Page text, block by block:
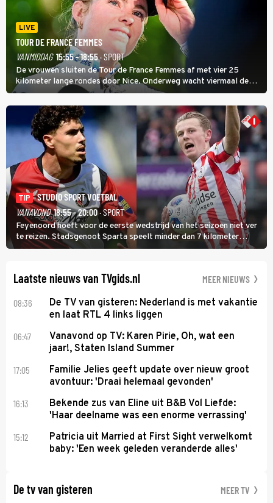
LIVE
TOUR DE FRANCE FEMMES
VANMIDDAG 15:55 - 18:55· SPORT
De vrouwen sluiten de Tour de France Femmes af met vier 25
kilometer lange rondes door Nice. Onderweg wacht viermaal de
zware Col d'Èze. Aan de finish op de Promenade des Anglais krijgt
de eindwinnaar de laatste gele trui.
TIP
STUDIO SPORT VOETBAL
VANAVOND 18:55 - 20:00· SPORT
Feyenoord hoeft voor de eerste wedstrijd van het seizoen niet ver
te reizen. Stadsgenoot Sparta speelt minder dan 7 kilometer
verderop. Feyenoord trok de Spaanse spits Nacho Ferri aan van
Laatste nieuws van TVgids.nl MEER NIEUWS
08:36
De TV van gisteren: Nederland is met vakantie
en laat RTL 4 links liggen
06:47
Vanavond op TV: Karen Pirie, Oh, wat een
jaar!, Staten Island Summer
17:05
Familie Jelies geeft update over nieuw groot
avontuur: 'Draai helemaal gevonden'
16:13
Bekende zus van Eline uit B&B Vol Liefde:
'Haar deelname was een enorme verrassing'
15:12
Patricia uit Married at First Sight verwelkomt
baby: 'Een week geleden veranderde alles'
De tv van gisteren MEER TV